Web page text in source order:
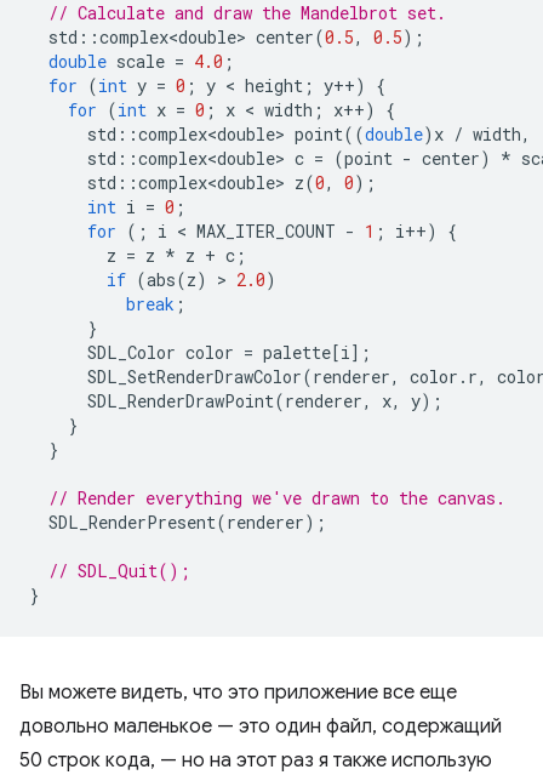
// Calculate and draw the Mandelbrot set.
std ::complex<double> center(0.5, 0.5);
double scale = 4.0 ;
for (int y = 0 ; y < height ; y++)
{
for (int x = 0 ; x < width ; x++)
{
std ::complex<double> point((double) x / width,
std ::complex<double> c = (point - center) *
std ::complex<double> z(0, 0);
int i = 0 ;
for (; i < MAX_ITER_COUNT - 1 ; i++)
{
z = z * z + c ;
if (abs(z) > 2.0)
break ;
}
SDL_Color color = palette [i];
SDL_SetRenderDrawColor(renderer, color . r,
SDL_RenderDrawPoint(renderer, x, y);
}
}
// Render everything we've drawn to the canvas.
SDL_RenderPresent(renderer);
// SDL_Quit();
}
Вы можете видеть, что это приложение все еще
довольно маленькое — это один файл, содержащий
50 строк кода, — но на этот раз я также использую